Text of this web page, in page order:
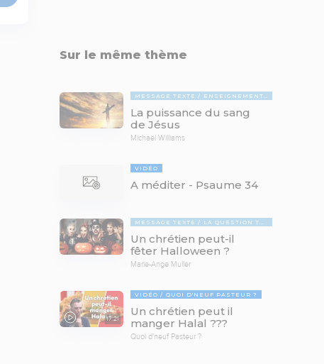
Sur le même thème
MESSAGE TEXTE ENSEIGNEMENTS BIBLIQUES
La puissance du sang
de Jésus
Michaël Williams
VIDÉO
A méditer - Psaume 34
MESSAGE TEXTE LA QUESTION TABOUE
Un chrétien peut-il
fêter Halloween ?
Marie-Ange Muller
17:21
VIDÉO QUOI D'NEUF PASTEUR ?
Un chrétien peut il
manger Halal ???
Quoi d'neuf Pasteur ?